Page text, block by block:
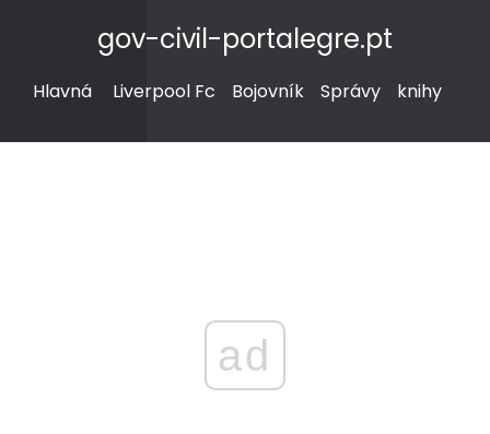
gov-civil-portalegre.pt
Hlavná Liverpool Fc Bojovník Správy knihy
ad